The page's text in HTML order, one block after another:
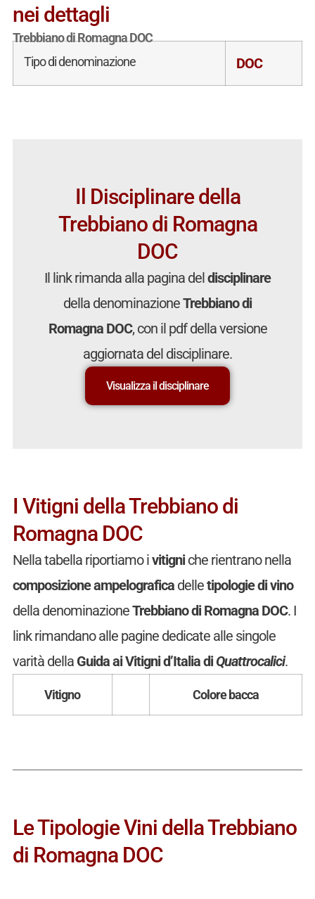
nei dettagli
Trebbiano di Romagna DOC
Tipo di denominazione
DOC
Il Disciplinare della
Trebbiano di Romagna
DOC
Il link rimanda alla pagina deldisciplinare
della denominazioneTrebbiano di
Romagna DOC, con il pdf della versione
aggiornata del disciplinare.
Visualizza il disciplinare
I Vitigni della Trebbiano di
Romagna DOC
Nella tabella riportiamo ivitigniche rientrano nella
composizione ampelograficadelletipologie di vino
della denominazioneTrebbiano di Romagna DOC. I
link rimandano alle pagine dedicate alle singole
varità della Guida ai Vitigni d’Italia diQuattrocalici.
Vitigno Colore bacca
Le Tipologie Vini della Trebbiano
di Romagna DOC